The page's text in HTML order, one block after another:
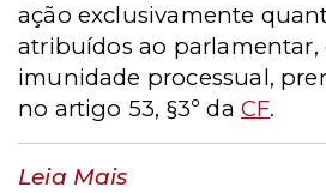
ação exclusivamente
atribuídos ao parlamentar,
imunidade processual,
no artigo 53, §3º da CF.
Leia Mais